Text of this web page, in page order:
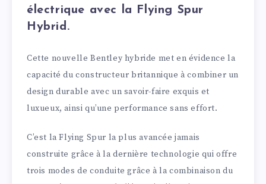
électrique avec la Flying Spur
Hybrid.
Cette nouvelle Bentley hybride met en évidence la
capacité du constructeur britannique à combiner un
design durable avec un savoir-faire exquis et
luxueux, ainsi qu’une performance sans effort.
C’est la Flying Spur la plus avancée jamais
construite grâce à la dernière technologie qui offre
trois modes de conduite grâce à la combinaison du